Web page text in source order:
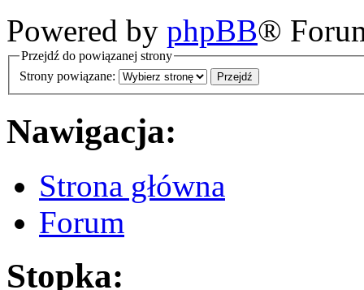
Powered by phpBB®
Przejdź do powiązanej strony
Strony powiązane:
Nawigacja:
Strona główna
Forum
Stopka: